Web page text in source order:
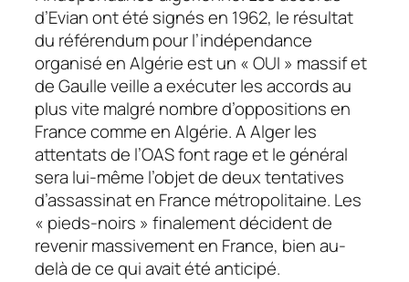
d’Evian ont été signés en 1962, le résultat
du référendum pour l’indépendance
organisé en Algérie est un « OUI » massif et
de Gaulle veille a exécuter les accords au
plus vite malgré nombre d’oppositions en
France comme en Algérie. A Alger les
attentats de l’OAS font rage et le général
sera lui-même l’objet de deux tentatives
d’assassinat en France métropolitaine. Les
« pieds-noirs » finalement décident de
revenir massivement en France, bien au-
delà de ce qui avait été anticipé.